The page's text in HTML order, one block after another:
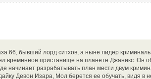
66, бывший лорд ситхов, а ныне лидер
временное пристанище на планете Джаникс. Он
начинает разрабатывать план мести двум
Девон Изара, Мол берется ее обучать, видя в